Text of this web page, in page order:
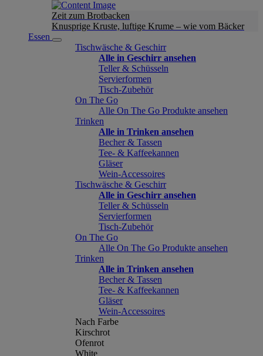
Zeit zum Brotbacken
Knusprige Kruste, luftige Krume – wie vom Bäcker
Essen
Tischwäsche & Geschirr
Alle in Geschirr ansehen
Teller & Schüsseln
Servierformen
Tisch-Zubehör
On The Go
Alle On The Go Produkte ansehen
Trinken
Alle in Trinken ansehen
Becher & Tassen
Tee- & Kaffeekannen
Gläser
Wein-Accessoires
Tischwäsche & Geschirr
Alle in Geschirr ansehen
Teller & Schüsseln
Servierformen
Tisch-Zubehör
On The Go
Alle On The Go Produkte ansehen
Trinken
Alle in Trinken ansehen
Becher & Tassen
Tee- & Kaffeekannen
Gläser
Wein-Accessoires
Nach Farbe
Kirschrot
Ofenrot
White